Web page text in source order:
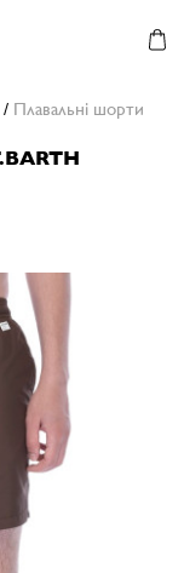
/ Плавальні шорти